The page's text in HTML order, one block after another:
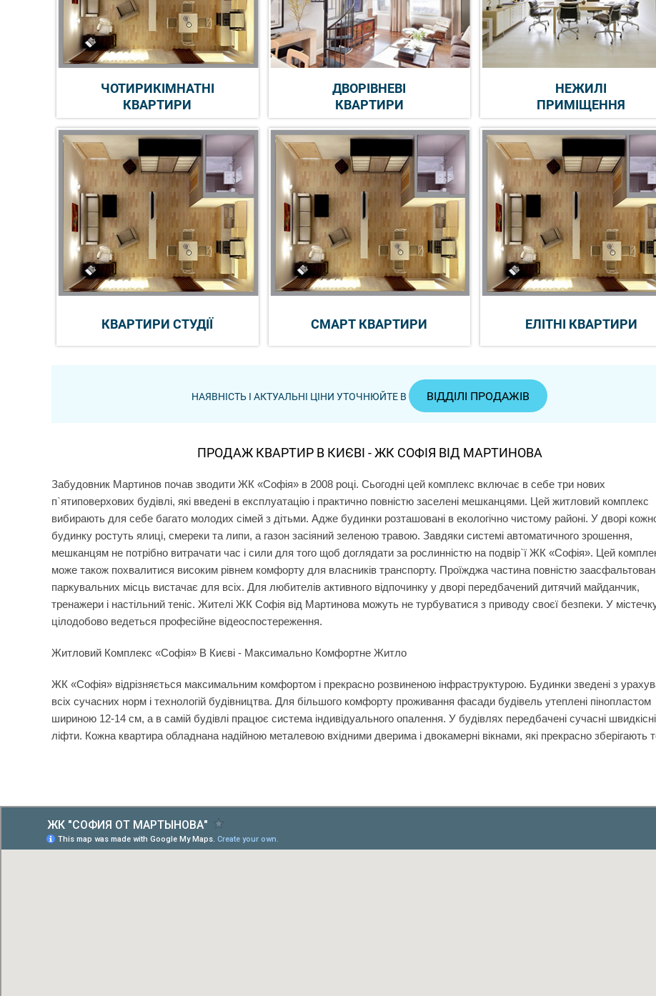
ЧОТИРИКІМНАТНІ
КВАРТИРИ
ДВОРІВНЕВІ
КВАРТИРИ
НЕЖИЛІ
ПРИМІЩЕННЯ
КВАРТИРИ СТУДІЇ СМАРТ КВАРТИРИ ЕЛІТНІ КВАРТИРИ
НАЯВНІСТЬ І АКТУАЛЬНІ ЦІНИ УТОЧНЮЙТЕ В ВІДДІЛІ ПРОДАЖІВ
ПРОДАЖ КВАРТИР В КИЄВІ - ЖК СОФІЯ ВІД МАРТИНОВА
Забудовник Мартинов почав зводити ЖК «Софія» в 2008 році. Сьогодні цей комплекс включає в себе три нових
п`ятиповерхових будівлі, які введені в експлуатацію і практично повністю заселені мешканцями. Цей житловий комплекс
вибирають для себе багато молодих сімей з дітьми. Адже будинки розташовані в екологічно чистому районі. У дворі
будинку ростуть ялиці, смереки та липи, а газон засіяний зеленою травою. Завдяки системі автоматичного зрошення,
мешканцям не потрібно витрачати час і сили для того щоб доглядати за рослинністю на подвір`ї ЖК «Софія». Цей
може також похвалитися високим рівнем комфорту для власників транспорту. Проїжджа частина повністю
паркувальних місць вистачає для всіх. Для любителів активного відпочинку у дворі передбачений дитячий майданчик,
тренажери і настільний теніс. Жителі ЖК Софія від Мартинова можуть не турбуватися з приводу своєї безпеки. У
цілодобово ведеться професійне відеоспостереження.
Житловий Комплекс «Софія» В Києві - Максимально Комфортне Житло
ЖК «Софія» відрізняється максимальним комфортом і прекрасно розвиненою інфраструктурою. Будинки зведені з
всіх сучасних норм і технологій будівництва. Для більшого комфорту проживання фасади будівель утеплені пінопластом
шириною 12-14 см, а в самій будівлі працює система індивідуального опалення. У будівлях передбачені сучасні швидкісні
ліфти. Кожна квартира обладнана надійною металевою вхідними дверима і двокамерні вікнами, які прекрасно зберігають